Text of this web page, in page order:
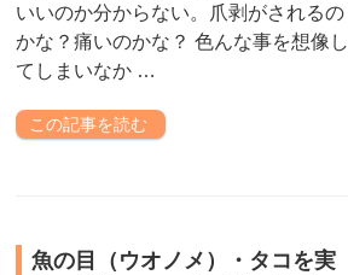
いいのか分からない。爪剥がされるの
かな？痛いのかな？ 色んな事を想像し
てしまいなか …
この記事を読む
魚の目（ウオノメ）・タコを実